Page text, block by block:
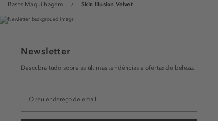
Bases Maquilhagem
Skin Illusion Velvet
Newsletter
Descubra tudo sobre as últimas tendências e ofertas de beleza.